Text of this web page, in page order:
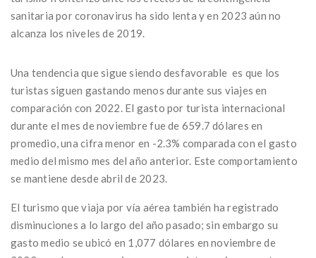
sanitaria por coronavirus ha sido lenta y en 2023 aún no
alcanza los niveles de 2019.
Una tendencia que sigue siendo desfavorable es que los
turistas siguen gastando menos durante sus viajes en
comparación con 2022. El gasto por turista internacional
durante el mes de noviembre fue de 659.7 dólares en
promedio, una cifra menor en -2.3% comparada con el gasto
medio del mismo mes del año anterior. Este comportamiento
se mantiene desde abril de 2023.
El turismo que viaja por vía aérea también ha registrado
disminuciones a lo largo del año pasado; sin embargo su
gasto medio se ubicó en 1,077 dólares en noviembre de